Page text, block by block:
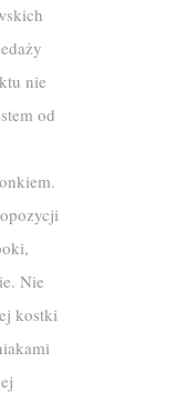
nie
od
Nie
kostki